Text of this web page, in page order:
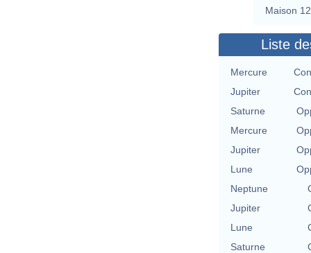
Maison 12
Liste
Mercure
Jupiter
Saturne
Mercure
Jupiter
Lune
Neptune
Jupiter
Lune
Saturne